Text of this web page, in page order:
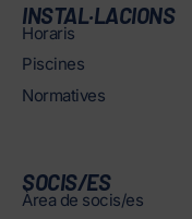
INSTAL·LACIONS
Horaris
Piscines
Normatives
SOCIS/ES
Àrea de socis/es